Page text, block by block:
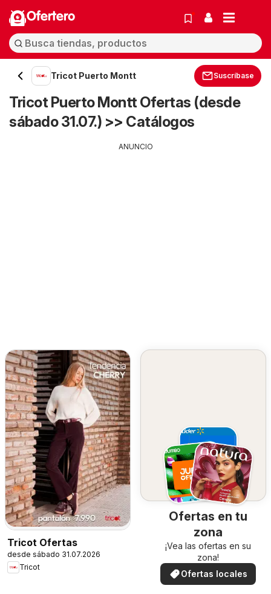
Ofertero
Tricot Puerto Montt Suscríbase
Tricot Puerto Montt Ofertas (desde
sábado 31.07.) >> Catálogos
ANUNCIO
Tricot Ofertas
desde sábado 31.07.2026
Tricot
Ofertas en tu
zona
¡Vea las ofertas en su
zona!
Ofertas locales